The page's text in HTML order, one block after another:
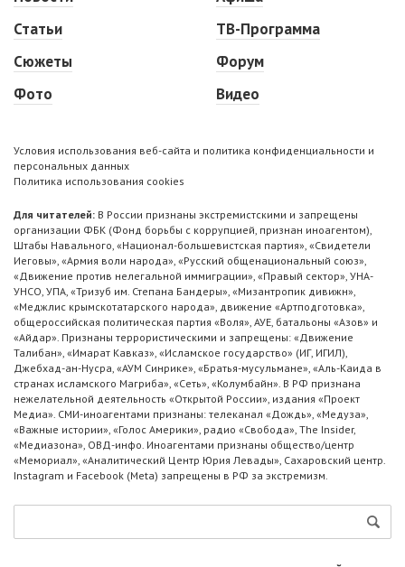
Статьи
Сюжеты
Фото
ТВ-Программа
Форум
Видео
Условия использования веб-сайта и политика конфиденциальности и
персональных данных
Политика использования cookies
Для читателей: В России признаны экстремистскими и запрещены
организации ФБК (Фонд борьбы с коррупцией, признан иноагентом),
Штабы Навального, «Национал-большевистская партия», «Свидетели
Иеговы», «Армия воли народа», «Русский общенациональный союз»,
«Движение против нелегальной иммиграции», «Правый сектор», УНА-
УНСО, УПА, «Тризуб им. Степана Бандеры», «Мизантропик дивижн»,
«Меджлис крымскотатарского народа», движение «Артподготовка»,
общероссийская политическая партия «Воля», АУЕ, батальоны «Азов» и
«Айдар». Признаны террористическими и запрещены: «Движение
Талибан», «Имарат Кавказ», «Исламское государство» (ИГ, ИГИЛ),
Джебхад-ан-Нусра, «АУМ Синрике», «Братья-мусульмане», «Аль-Каида в
странах исламского Магриба», «Сеть», «Колумбайн». В РФ признана
нежелательной деятельность «Открытой России», издания «Проект
Медиа». СМИ-иноагентами признаны: телеканал «Дождь», «Медуза»,
«Важные истории», «Голос Америки», радио «Свобода», The Insider,
«Медиазона», ОВД-инфо. Иноагентами признаны общество/центр
«Мемориал», «Аналитический Центр Юрия Левады», Сахаровский центр.
Instagram и Facebook (Metа) запрещены в РФ за экстремизм.